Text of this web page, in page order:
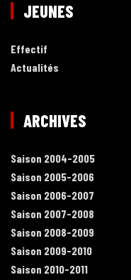
JEUNES
Effectif
Actualités
ARCHIVES
Saison 2004-2005
Saison 2005-2006
Saison 2006-2007
Saison 2007-2008
Saison 2008-2009
Saison 2009-2010
Saison 2010-2011